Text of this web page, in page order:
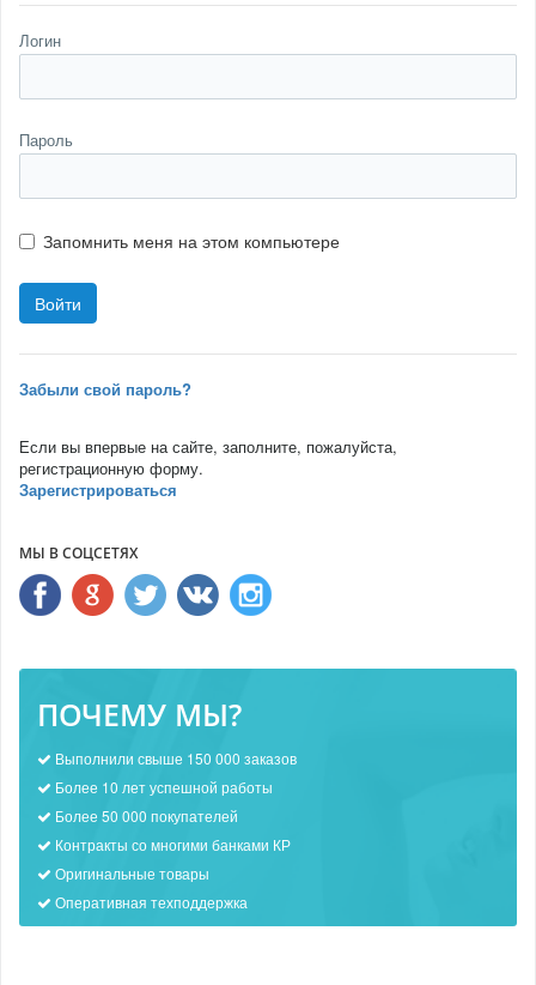
Логин
Пароль
Запомнить меня на этом компьютере
Забыли свой пароль?
Если вы впервые на сайте, заполните, пожалуйста,
регистрационную форму.
Зарегистрироваться
МЫ В СОЦСЕТЯХ
ПОЧЕМУ МЫ?
Выполнили свыше 150 000 заказов
Более 10 лет успешной работы
Более 50 000 покупателей
Контракты со многими банками КР
Оригинальные товары
Оперативная техподдержка